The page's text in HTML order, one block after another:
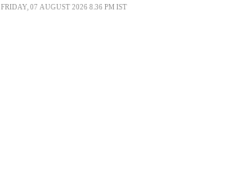
FRIDAY, 07 AUGUST 2026 8.36 PM IST